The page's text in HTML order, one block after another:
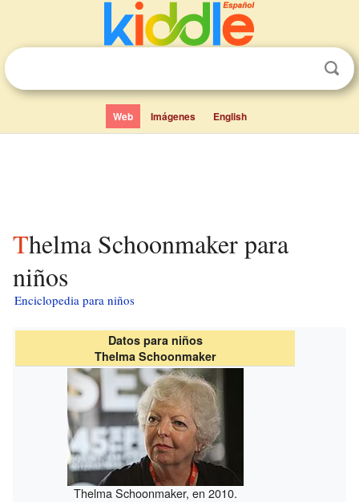
Web Imágenes English
Thelma Schoonmaker para
niños
Enciclopedia para niños
Datos para niños
Thelma Schoonmaker
Thelma Schoonmaker, en 2010.